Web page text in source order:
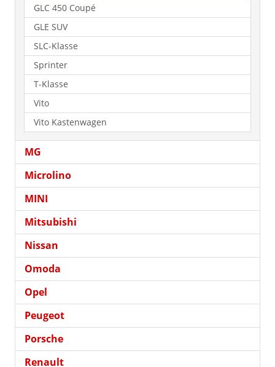
GLC 450 Coupé
GLE SUV
SLC-Klasse
Sprinter
T-Klasse
Vito
Vito Kastenwagen
MG
Microlino
MINI
Mitsubishi
Nissan
Omoda
Opel
Peugeot
Porsche
Renault